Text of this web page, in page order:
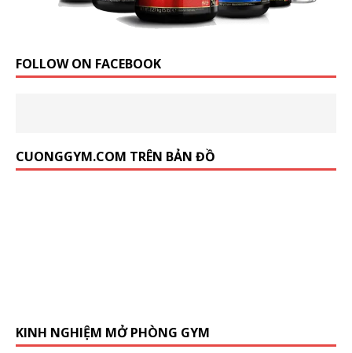
FOLLOW ON FACEBOOK
CUONGGYM.COM TRÊN BẢN ĐỒ
KINH NGHIỆM MỞ PHÒNG GYM